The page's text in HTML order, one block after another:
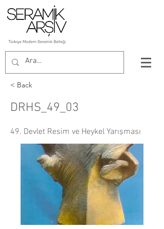
< Back
DRHS_49_03
49. Devlet Resim ve Heykel Yarışması